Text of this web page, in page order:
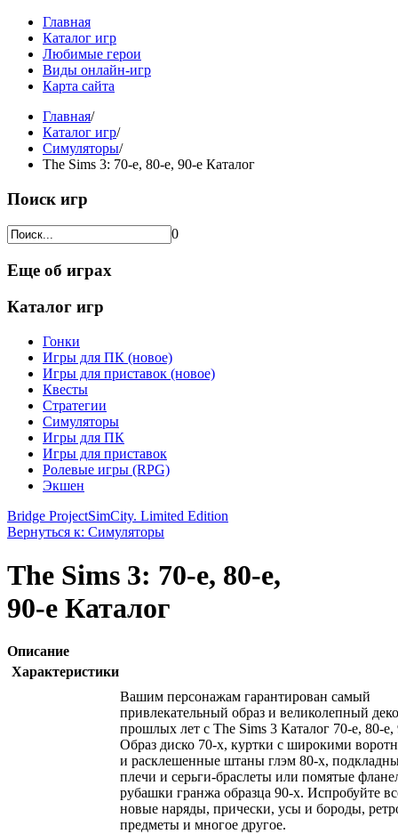
Главная
Каталог игр
Любимые герои
Виды онлайн-игр
Карта сайта
Главная/
Каталог игр/
Симуляторы/
The Sims 3: 70-е, 80-е, 90-е Каталог
Поиск игр
0
Еще об играх
Каталог игр
Гонки
Игры для ПК (новое)
Игры для приставок (новое)
Квесты
Стратегии
Симуляторы
Игры для ПК
Игры для приставок
Ролевые игры (RPG)
Экшен
Bridge ProjectSimCity. Limited Edition
Вернуться к: Симуляторы
The Sims 3: 70-е, 80-е,
90-е Каталог
Описание
Характеристики
Вашим персонажам гарантирован самый
привлекательный образ и великолепный
прошлых лет с The Sims 3 Каталог 70-е, 80-е,
Образ диско 70-х, куртки с широкими
и расклешенные штаны глэм 80-х,
плечи и серьги-браслеты или помятые
рубашки гранжа образца 90-х. Испробуйте
новые наряды, прически, усы и бороды,
предметы и многое другое.